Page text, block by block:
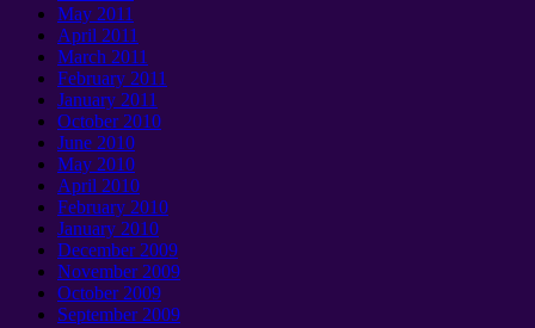
May 2011
April 2011
March 2011
February 2011
January 2011
October2010
June 2010
May 2010
April 2010
February 2010
January 2010
December2009
November2009
October2009
September 2009